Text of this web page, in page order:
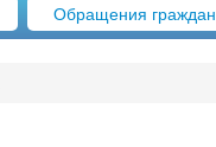
Обращения граждан